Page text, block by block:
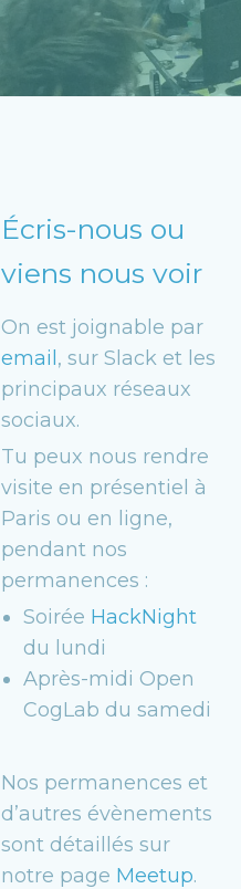
Écris-nous ou
viens nous voir
On est joignable par
email , sur Slack et les
principaux réseaux
sociaux.
Tu peux nous rendre
visite en présentiel à
Paris ou en ligne,
pendant nos
permanences :
Soirée HackNight
du lundi
Après-midi Open
CogLab du samedi
Nos permanences et
d’autres évènements
sont détaillés sur
notre page Meetup.